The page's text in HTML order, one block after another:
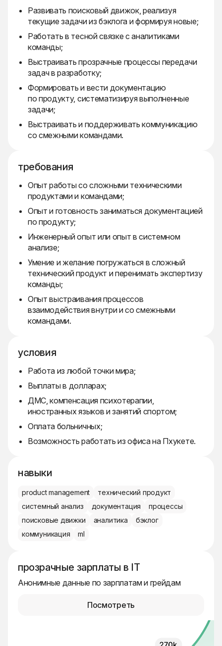
Развивать поисковый движок, реализуя
текущие задачи из бэклога и формируя новые;
Работать в тесной связке с аналитиками
команды;
Выстраивать прозрачные процессы передачи
задач в разработку;
Формировать и вести документацию
по продукту, систематизируя выполненные
задачи;
Выстраивать и поддерживать коммуникацию
со смежными командами.
требования
Опыт работы со сложными техническими
продуктами и командами;
Опыт и готовность заниматься документацией
по продукту;
Инженерный опыт или опыт в системном
анализе;
Умение и желание погружаться в сложный
технический продукт и перенимать экспертизу
команды;
Опыт выстраивания процессов
взаимодействия внутри и со смежными
командами.
условия
Работа из любой точки мира;
Выплаты в долларах;
ДМС, компенсация психотерапии,
иностранных языков и занятий спортом;
Оплата больничных;
Возможность работать из офиса на Пхукете.
навыки
product management
технический продукт
системный анализ
документация
процессы
поисковые движки
аналитика
бэклог
коммуникация
ml
прозрачные зарплаты в IT
Анонимные данные по зарплатам и грейдам
Посмотреть